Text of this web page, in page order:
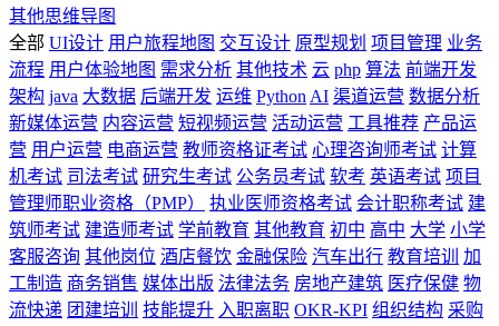
其他思维导图
全部 UI设计 用户旅程地图 交互设计 原型规划 项目管理 业务
流程 用户体验地图 需求分析 其他技术 云 php 算法 前端开发
架构 java 大数据 后端开发 运维 Python AI 渠道运营 数据分析
新媒体运营 内容运营 短视频运营 活动运营 工具推荐 产品运
营 用户运营 电商运营 教师资格证考试 心理咨询师考试 计算
机考试 司法考试 研究生考试 公务员考试 软考 英语考试 项目
管理师职业资格（PMP）
执业医师资格考试 会计职称考试 建
筑师考试 建造师考试 学前教育 其他教育 初中 高中 大学 小学
客服咨询 其他岗位 酒店餐饮 金融保险 汽车出行 教育培训
加
工制造 商务销售 媒体出版 法律法务 房地产建筑 医疗保健 物
流快递 团建培训 技能提升 入职离职 OKR-KPI 组织结构 采购